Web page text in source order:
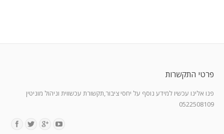
פרטי התקשרות
פנו אלינו עכשיו למידע נוסף על יחסי ציבור,תקשורת עכשווית וניהול מוניטין
0522508109